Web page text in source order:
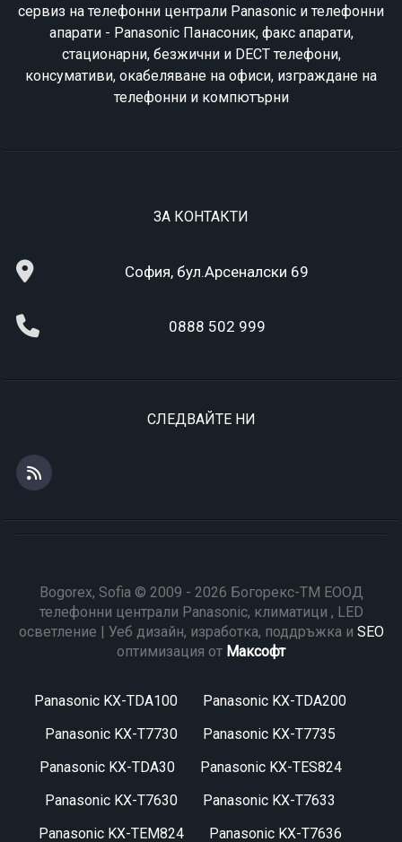
сервиз на телефонни централи Panasonic и телефонни
апарати - Panasonic Панасоник, факс апарати,
стационарни, безжични и DECT телефони,
консумативи, окабеляване на офиси, изграждане на
телефонни и компютърни
ЗА КОНТАКТИ
София, бул.Арсеналски 69
0888 502 999
СЛЕДВАЙТЕ НИ
Bogorex, Sofia © 2009 - 2026 Богорекс-ТМ ЕООД
телефонни централи Panasonic, климатици , LED
осветление | Уеб дизайн, изработка, поддръжка и SEO
оптимизация от Максофт
Panasonic KX-TDA100
Panasonic KX-TDA200
Panasonic KX-T7730
Panasonic KX-T7735
Panasonic KX-TDA30
Panasonic KX-TES824
Panasonic KX-T7630
Panasonic KX-T7633
Panasonic KX-TEM824
Panasonic KX-T7636